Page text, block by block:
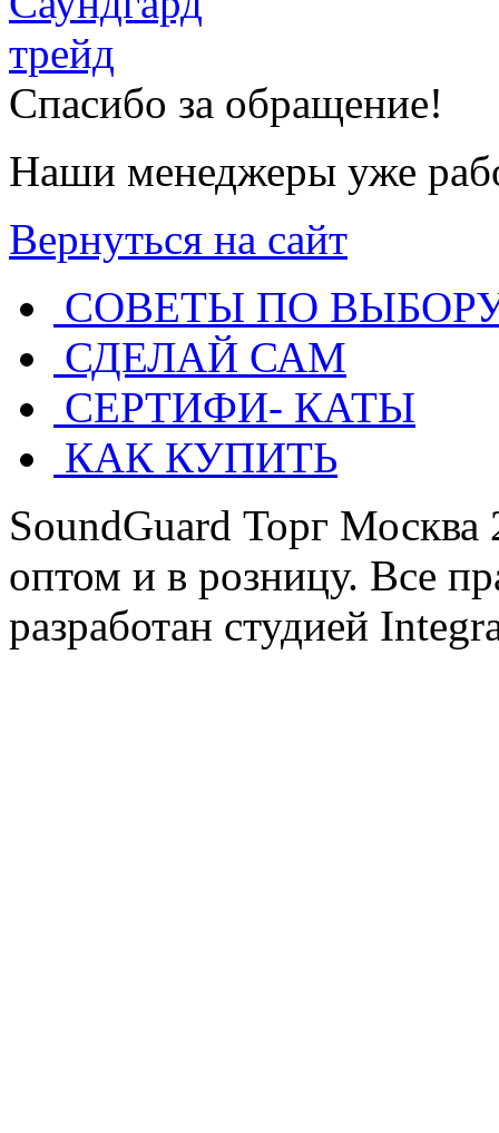
Спасибо за обращение!
Наши менеджеры уже
Вернуться на сайт
СОВЕТЫ ПО
СДЕЛАЙ САМ
СЕРТИФИ- КАТЫ
КАК КУПИТЬ
SoundGuard Торг
оптом и в розницу. Все
разработан студией